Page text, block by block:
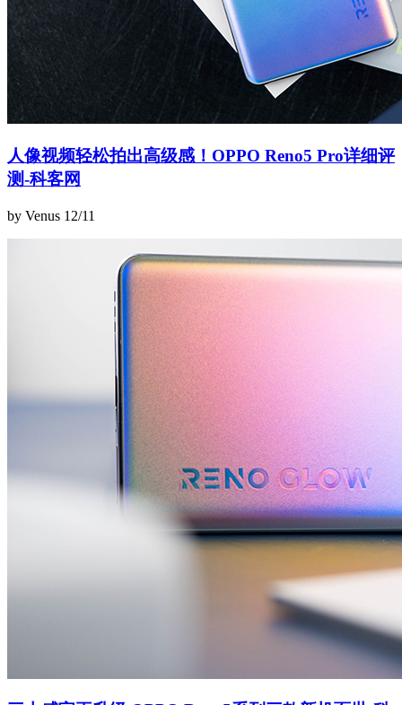
人像视频轻松拍出高级感！OPPO Reno5 Pro详细评
测-科客网
by Venus 12/11